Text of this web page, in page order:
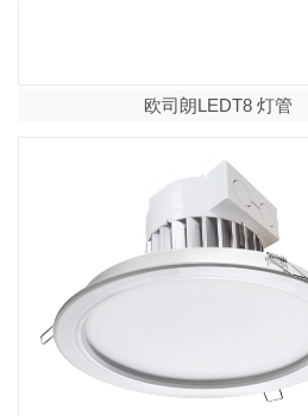
欧司朗LEDT8 灯管